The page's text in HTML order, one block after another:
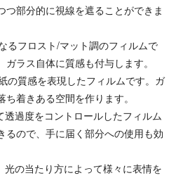
つ部分的に視線を遮ることができま
るフロスト/マット調のフィルムで
ラス自体に質感も付与します。
の質感を表現したフィルムです。ガ
着きある空間を作ります。
過度をコントロールしたフィルム
るので、手に届く部分への使用も効
の当たり方によって様々に表情を